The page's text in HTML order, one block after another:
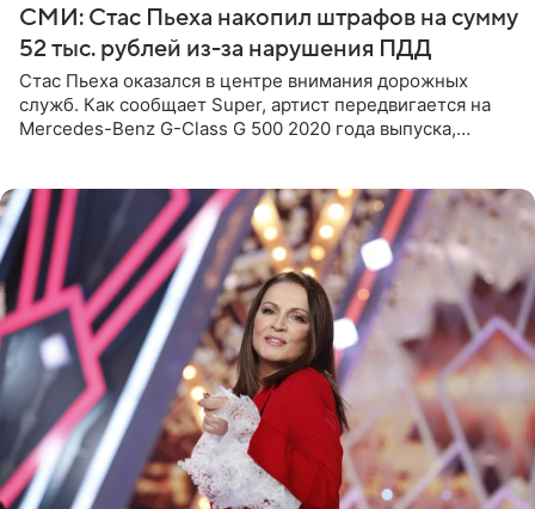
СМИ: Стас Пьеха накопил штрафов на сумму
52 тыс. рублей из-за нарушения ПДД
Стас Пьеха оказался в центре внимания дорожных
служб. Как сообщает Super, артист передвигается на
Mercedes-Benz G-Class G 500 2020 года выпуска,